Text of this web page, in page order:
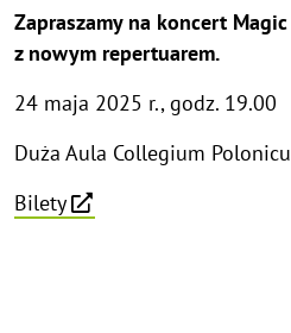
Zapraszamy na koncert
z nowym repertuarem.
24 maja 2025 r., godz. 19.00
Duża Aula Collegium
Bilety